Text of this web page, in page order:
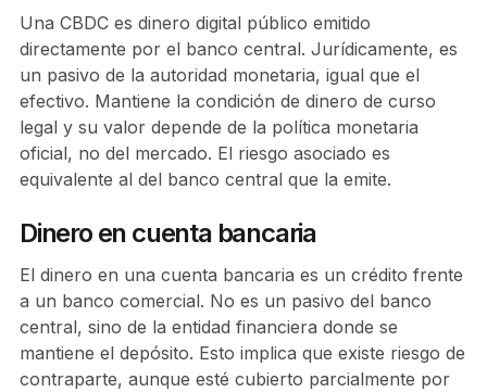
Una CBDC es dinero digital público emitido
directamente por el banco central. Jurídicamente, es
un pasivo de la autoridad monetaria, igual que el
efectivo. Mantiene la condición de dinero de curso
legal y su valor depende de la política monetaria
oficial, no del mercado. El riesgo asociado es
equivalente al del banco central que la emite.
Dinero en cuenta bancaria
El dinero en una cuenta bancaria es un crédito frente
a un banco comercial. No es un pasivo del banco
central, sino de la entidad financiera donde se
mantiene el depósito. Esto implica que existe riesgo de
contraparte, aunque esté cubierto parcialmente por